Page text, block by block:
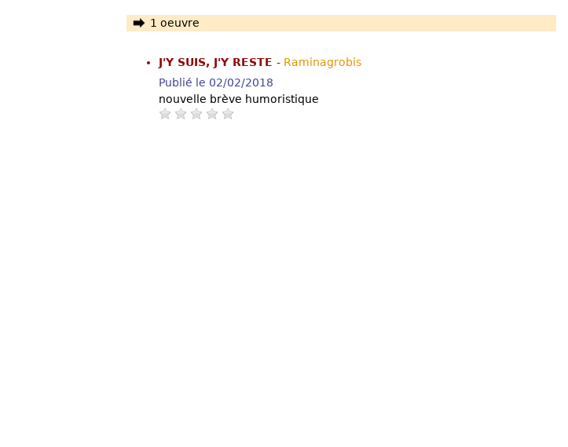
1 oeuvre
J'Y SUIS, J'Y RESTE - Raminagrobis
Publié le 02/02/2018
nouvelle brève humoristique